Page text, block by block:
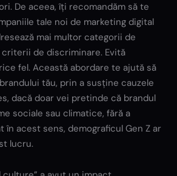
De aceea, îți recomandăm să te
tale noi de marketing digital
mai multor categorii de
de discriminare. Evită
fel. Această abordare te ajută să
tău, prin a susține cauzele
dacă doar vei pretinde că brandul
sociale sau climatice, fără a
în acest sens, demograficul Gen Z ar
lucru.